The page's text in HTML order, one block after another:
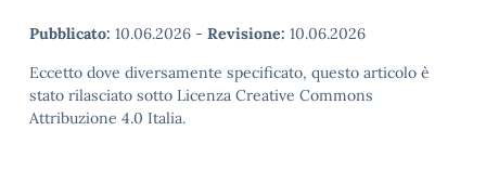
Pubblicato: 10.06.2026 - Revisione: 10.06.2026
Eccetto dove diversamente specificato, questo articolo è
stato rilasciato sotto Licenza Creative Commons
Attribuzione 4.0 Italia.